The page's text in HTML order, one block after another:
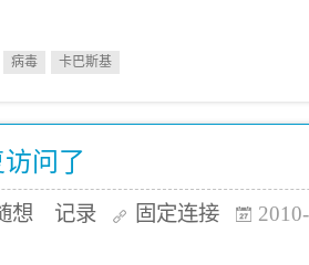
病毒 卡巴斯基
问了
想 记录 固定连接